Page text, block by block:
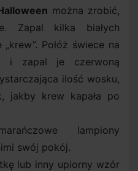
można zrobić,
Zapal kilka białych
Połóż świece na
i zapal je czerwoną
ilość wosku,
jakby krew kapała po
lampiony
swój pokój.
lub inny upiorny wzór